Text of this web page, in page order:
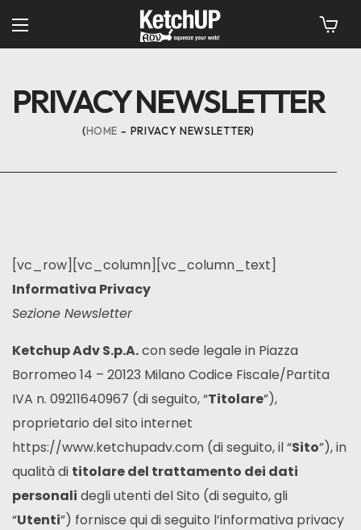
PRIVACY NEWSLETTER
HOME PRIVACY NEWSLETTER
[vc_row][vc_column][vc_column_text]
Informativa Privacy
Sezione Newsletter
Ketchup Adv S.p.A.con sede legale in Piazza
Borromeo 14 – 20123 Milano Codice Fiscale/Partita
IVA n. 09211640967 (di seguito, “Titolare”),
proprietario del sito internet
https://www.ketchupadv.com (di seguito, il “Sito”), in
qualità di titolare del trattamento dei dati
personali degli utenti del Sito (di seguito, gli
“Utenti”) fornisce qui di seguito l’informativa privacy